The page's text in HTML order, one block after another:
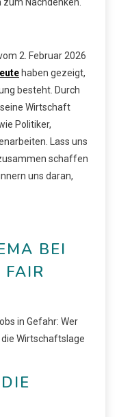
2. Februar 2026
haben gezeigt,
besteht. Durch
Wirtschaft
Politiker,
Lass uns
schaffen
uns daran,
BEI
in Gefahr: Wer
Wirtschaftslage